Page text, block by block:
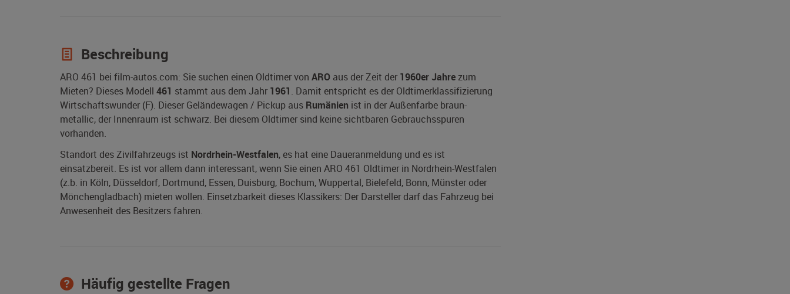
Beschreibung
ARO 461 bei film-autos.com: Sie suchen einen Oldtimer von ARO aus der Zeit der 1960er Jahrezum
Mieten? Dieses Modell 461 stammt aus dem Jahr 1961. Damit entspricht es der Oldtimerklassifizierung
Wirtschaftswunder (F). Dieser Geländewagen / Pickup aus Rumänien ist in der Außenfarbe braun-
metallic, der Innenraum ist schwarz. Bei diesem Oldtimer sind keine sichtbaren Gebrauchsspuren
vorhanden.
Standort des Zivilfahrzeugs ist Nordrhein-Westfalen, es hat eine Daueranmeldung und es ist
einsatzbereit. Es ist vor allem dann interessant, wenn Sie einen ARO 461 Oldtimer in Nordrhein-Westfalen
(z.b. in Köln, Düsseldorf, Dortmund, Essen, Duisburg, Bochum, Wuppertal, Bielefeld, Bonn, Münster oder
Mönchengladbach) mieten wollen. Einsetzbarkeit dieses Klassikers: Der Darsteller darf das Fahrzeug bei
Anwesenheit des Besitzers fahren.
Häufig gestellte Fragen